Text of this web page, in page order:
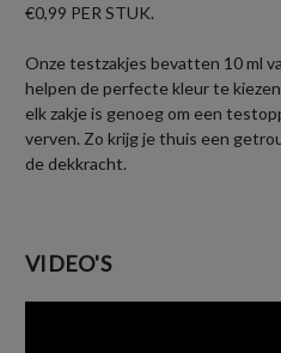
€0,99 PER STUK.
Onze testzakjes bevatten 10 ml
helpen de perfecte kleur te
elk zakje is genoeg om een
verven. Zo krijg je thuis een
de dekkracht.
VIDEO'S